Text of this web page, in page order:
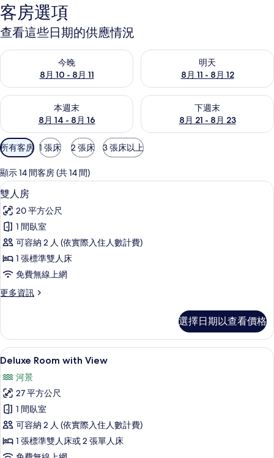
客房選項
查看這些日期的供應情況
今晚
8月 10 - 8月 11
查看今晚 (8月 10 - 8月 11) 的供應情況
明天
8月 11 - 8月 12
查看明天 (8月 11 - 8月 12) 的供
本週末
8月 14 - 8月 16
查看本週末 (8月 14 - 8月 16) 的供應情況
下週末
8月 21 - 8月 23
查看下週末 (8月 21 - 8月 23)
可
用
的
客
房
篩
選
條
所有客房 1 張床 2 張床 3 張床以上
顯示 14 間客房 (共 14 間)
顯
示
雙
人
房
的
所
有
片
高級寢具、羽絨被、迷你吧、客房內保
9
雙人房
20 平方公尺
1 間臥室
可容納 2 人 (依實際入住人數計費)
1 張標準雙人床
免費無線上網
更多資訊
更
房
的
詳
選擇日期以查看價格
顯
Deluxe
Room
with
View
的
高級寢具、羽絨被、迷你吧、客房內保
5
Deluxe Room with View
河景
27 平方公尺
1 間臥室
可容納 2 人 (依實際入住人數計費)
1 張標準雙人床或 2 張單人床